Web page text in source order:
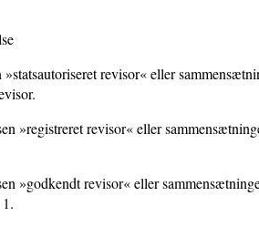
»statsautoriseret revisor« eller
»registreret revisor« eller
»godkendt revisor« eller
.